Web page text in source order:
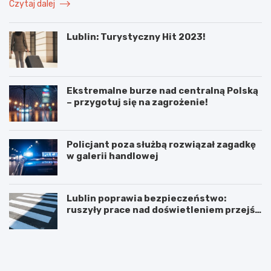
Czytaj dalej
Lublin: Turystyczny Hit 2023!
Ekstremalne burze nad centralną Polską
– przygotuj się na zagrożenie!
Policjant poza służbą rozwiązał zagadkę
w galerii handlowej
Lublin poprawia bezpieczeństwo:
ruszyły prace nad doświetleniem przejść
N
P